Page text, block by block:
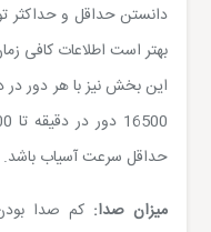
دانستن حداقل و حداکثر
بهتر است اطلاعات کافی
این بخش نیز با هر دور
حداقل سرعت آسیاب باشد.
میزان صدا: کم صدا